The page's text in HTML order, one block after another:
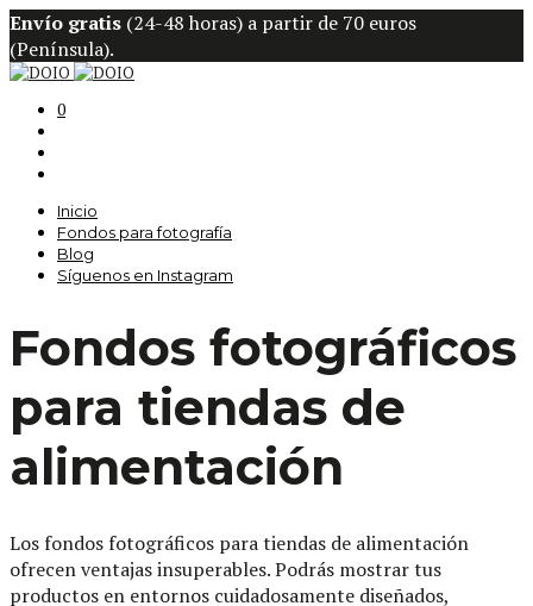
Envío gratis (24-48 horas) a partir de 70 euros
(Península).
0
Inicio
Fondos para fotografía
Blog
Síguenos en Instagram
Fondos fotográficos
para tiendas de
alimentación
Los fondos fotográficos para tiendas de alimentación
ofrecen ventajas insuperables. Podrás mostrar tus
productos en entornos cuidadosamente diseñados,